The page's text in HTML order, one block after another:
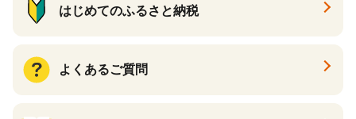
はじめてのふるさと納税
よくあるご質問